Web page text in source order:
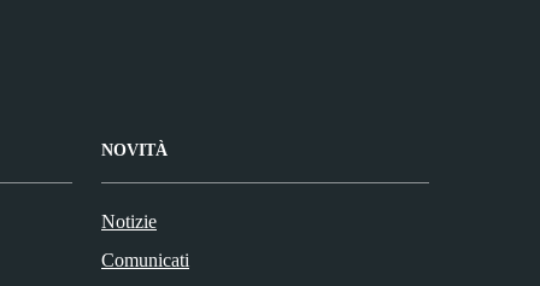
NOVITÀ
Notizie
Comunicati